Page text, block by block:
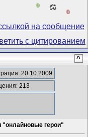
0 ⚖️
0
^
20.10.2009
213
"онлайновые герои"